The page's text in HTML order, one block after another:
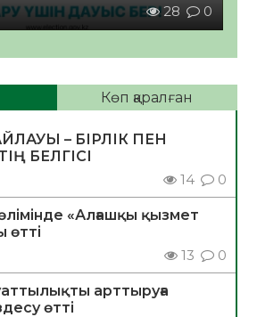
28 0
Көп қаралған
– БІРЛІК ПЕН
БЕЛГІСІ
14 0
«Алғашқы қызмет
өтті
13 0
арттыруға
өтті